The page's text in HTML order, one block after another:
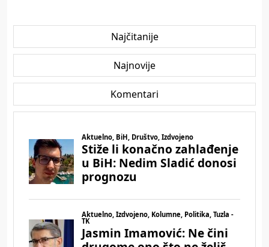
Najčitanije
Najnovije
Komentari